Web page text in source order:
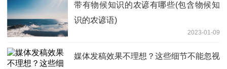
带有物候知识的农谚有哪些(包含物候知
识的农谚语)
2023-01-09
媒体发稿效果不理想？这些细节不能忽视